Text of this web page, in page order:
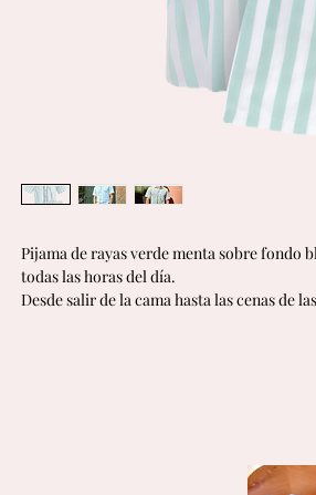
Pijama de rayas verde menta sobre fondo
todas las horas del día.
Desde salir de la cama hasta las cenas de